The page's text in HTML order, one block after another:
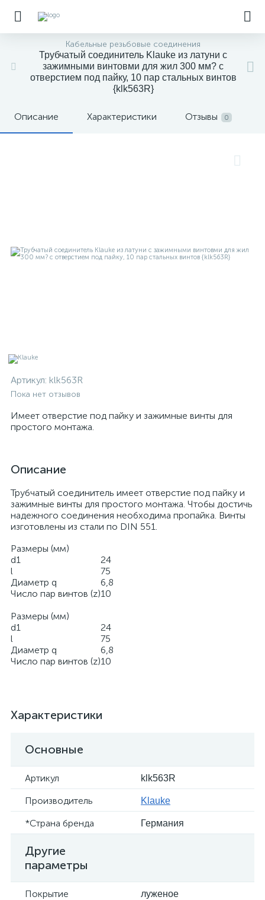
Kабельные резьбовые соединения
Трубчатый соединитель Klauke из латуни с
зажимными винтовми для жил 300 мм? с
отверстием под пайку, 10 пар стальных винтов
{klk563R}
Описание Характеристики Отзывы 0
Артикул: klk563R
Пока нет отзывов
Имеет отверстие под пайку и зажимные винты для
простого монтажа.
Описание
Трубчатый соединитель имеет отверстие под пайку и
зажимные винты для простого монтажа. Чтобы достичь
надежного соединения необходима пропайка. Винты
изготовлены из стали по DIN 551.
Размеры (мм)
d1
24
l
75
Диаметр q
6,8
Число пар винтов (z)10
Размеры (мм)
d1
24
l
75
Диаметр q
6,8
Число пар винтов (z)10
Характеристики
Основные
Артикул klk563R
Производитель Klauke
*Страна бренда Германия
Другие
параметры
Покрытие луженое